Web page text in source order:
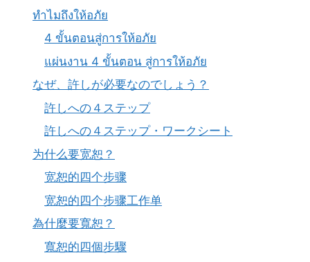
ทำไมถึงให้อภัย
4 ขั้นตอนสู่การให้อภัย
แผ่นงาน 4 ขั้นตอน สู่การให้อภัย
なぜ、許しが必要なのでしょう？
許しへの４ステップ
許しへの４ステップ・ワークシート
为什么要宽恕？
宽恕的四个步骤
宽恕的四个步骤工作单
為什麼要寬恕？
寬恕的四個步驟